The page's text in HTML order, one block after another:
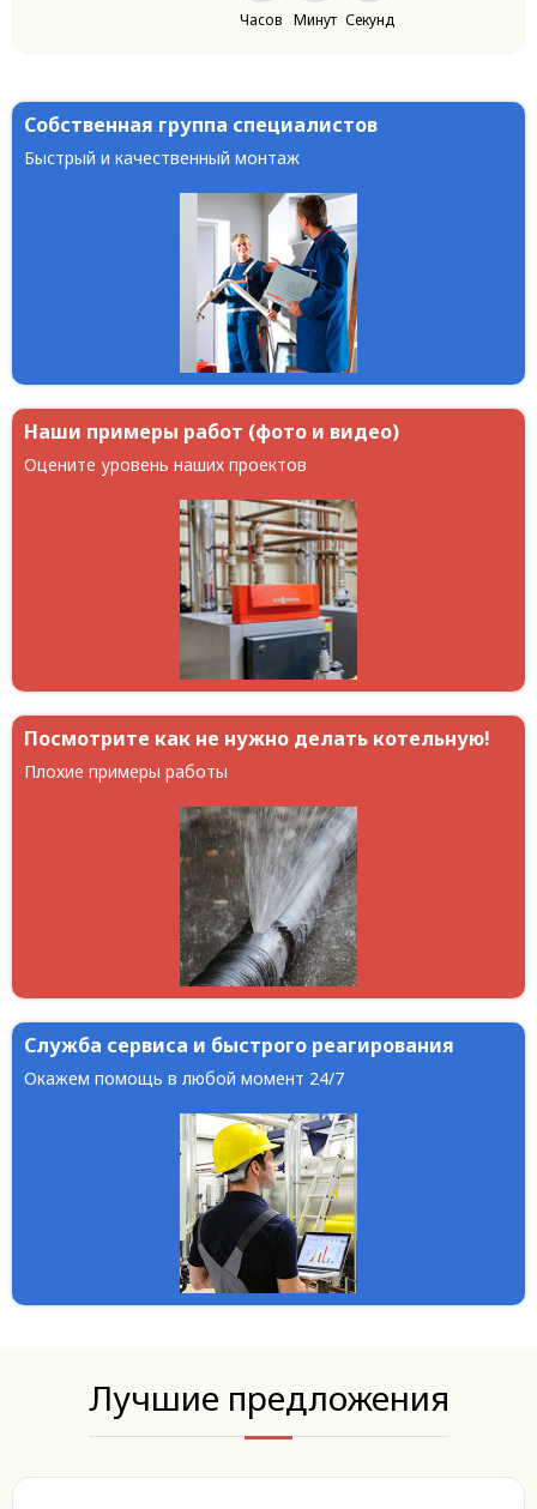
Часов Минут Секунд
Собственная группа специалистов
Быстрый и качественный монтаж
Наши примеры работ (фото и видео)
Оцените уровень наших проектов
Посмотрите как не нужно делать котельную!
Плохие примеры работы
Служба сервиса и быстрого реагирования
Окажем помощь в любой момент 24/7
Лучшие предложения